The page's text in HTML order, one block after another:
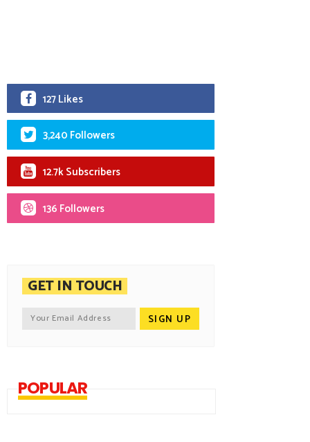
127 Likes
3,240 Followers
12.7k Subscribers
136 Followers
GET IN TOUCH
POPULAR